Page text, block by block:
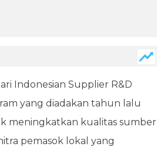
Indonesian Supplier R&D
yang diadakan tahun lalu
meningkatkan kualitas sumber
pemasok lokal yang